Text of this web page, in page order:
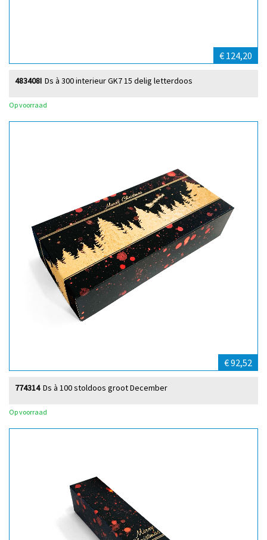
€ 124,20
Ds à 300 interieur GK7 15 delig letterdoos
483408I
Op voorraad
€ 92,52
Ds à 100 stoldoos groot December
774314
Op voorraad